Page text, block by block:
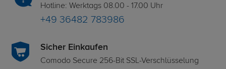
Hotline: Werktags 08.00 - 17.00 Uhr
+49 36482 783986
Sicher Einkaufen
Comodo Secure 256-Bit SSL-Verschlüsselung